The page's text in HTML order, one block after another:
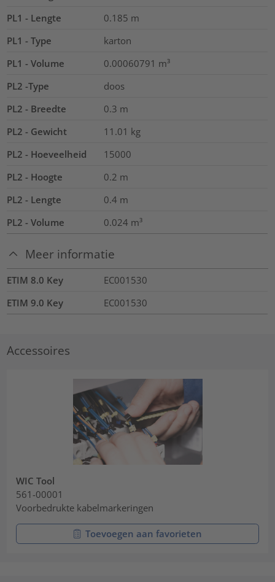
PL1 - Lengte
0.185 m
PL1 - Type
karton
PL1 - Volume
0.00060791 m³
PL2 -Type
doos
PL2 - Breedte
0.3 m
PL2 - Gewicht
11.01 kg
PL2 - Hoeveelheid
15000
PL2 - Hoogte
0.2 m
PL2 - Lengte
0.4 m
PL2 - Volume
0.024 m³
Meer informatie
ETIM 8.0 Key
EC001530
ETIM 9.0 Key
EC001530
Accessoires
WIC Tool
561-00001
Voorbedrukte kabelmarkeringen
Toevoegen aan favorieten